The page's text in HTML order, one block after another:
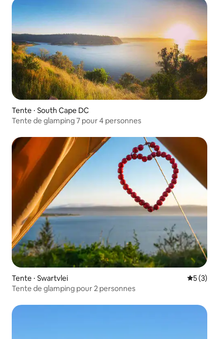
Tente ⋅ South Cape DC
Tente de glamping 7 pour 4 personnes
Tente ⋅ Swartvlei
5 (3)
Tente de glamping pour 2 personnes